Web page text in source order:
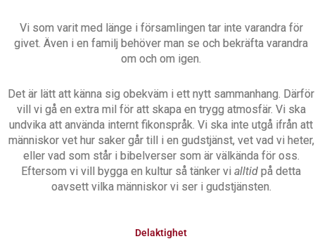
Vi som varit med länge i församlingen tar inte varandra för
givet. Även i en familj behöver man se och bekräfta varandra
om och om igen.
Det är lätt att känna sig obekväm i ett nytt sammanhang. Därför
vill vi gå en extra mil för att skapa en trygg atmosfär. Vi ska
undvika att använda internt fikonspråk. Vi ska inte utgå ifrån att
människor vet hur saker går till i en gudstjänst, vet vad vi heter,
eller vad som står i bibelverser som är välkända för oss.
Eftersom vi vill bygga en kultur så tänker vi alltid på detta
oavsett vilka människor vi ser i gudstjänsten.
Delaktighet